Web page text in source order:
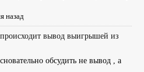
назад
вывод выигрышей из
обсудить не вывод , а